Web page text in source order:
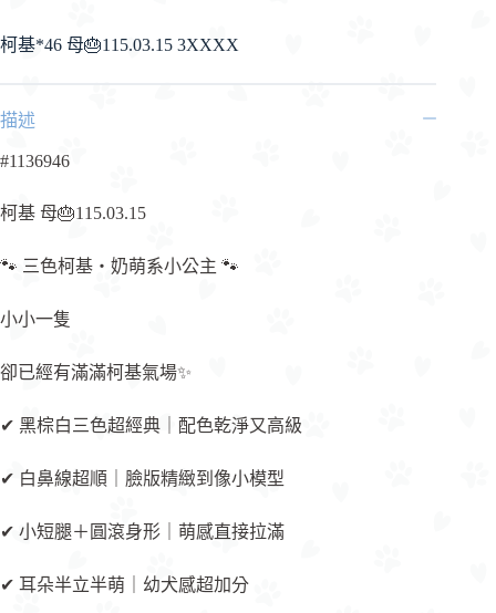
柯基*46 母🎂115.03.15 3XXXX
描述
#1136946
柯基 母🎂115.03.15
🐾 三色柯基・奶萌系小公主 🐾
小小一隻
卻已經有滿滿柯基氣場✨
✔ 黑棕白三色超經典｜配色乾淨又高級
✔ 白鼻線超順｜臉版精緻到像小模型
✔ 小短腿＋圓滾身形｜萌感直接拉滿
✔ 耳朵半立半萌｜幼犬感超加分